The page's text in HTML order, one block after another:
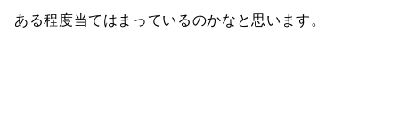
ある程度当てはまっているのかなと思います。